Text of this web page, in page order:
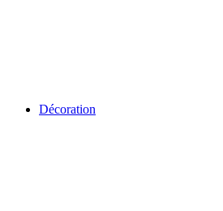
Décoration